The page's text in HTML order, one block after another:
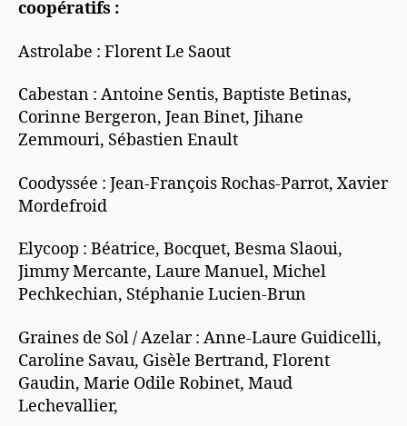
coopératifs :
Astrolabe : Florent Le Saout
Cabestan : Antoine Sentis, Baptiste Betinas,
Corinne Bergeron, Jean Binet, Jihane
Zemmouri, Sébastien Enault
Coodyssée : Jean-François Rochas-Parrot, Xavier
Mordefroid
Elycoop : Béatrice, Bocquet, Besma Slaoui,
Jimmy Mercante, Laure Manuel, Michel
Pechkechian, Stéphanie Lucien-Brun
Graines de Sol / Azelar : Anne-Laure Guidicelli,
Caroline Savau, Gisèle Bertrand, Florent
Gaudin, Marie Odile Robinet, Maud
Lechevallier,